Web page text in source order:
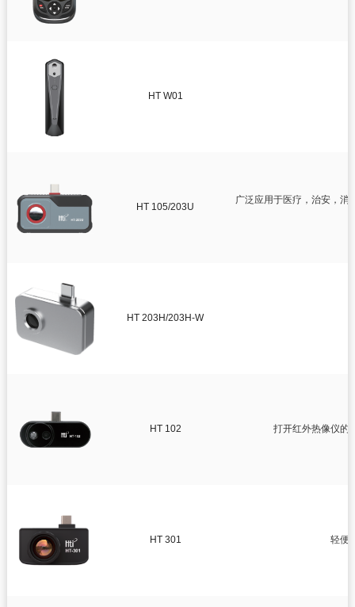
HT W01
HT 105/203U
广泛应用于医疗，治安，消
HT 203H/203H-W
HT 102 打开红外热像仪的
HT 301 轻便